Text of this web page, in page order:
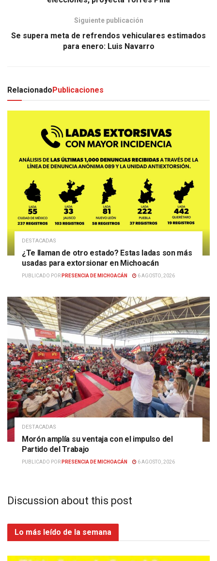
Siguiente publicación
Se supera meta de refrendos vehiculares estimados
para enero: Luis Navarro
RelacionadoPublicaciones
DESTACADAS
¿Te llaman de otro estado? Estas ladas son más
usadas para extorsionar en Michoacán
PUBLICADO POR PRESENCIA DE MICHOACÁN 6 AGOSTO, 2026
DESTACADAS
Morón amplía su ventaja con el impulso del
Partido del Trabajo
PUBLICADO POR PRESENCIA DE MICHOACÁN 6 AGOSTO, 2026
Discussion about this post
Lo más leído de la semana